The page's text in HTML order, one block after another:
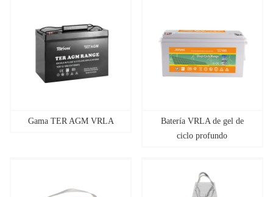
Gama TER AGM VRLA
Batería VRLA de gel de
ciclo profundo